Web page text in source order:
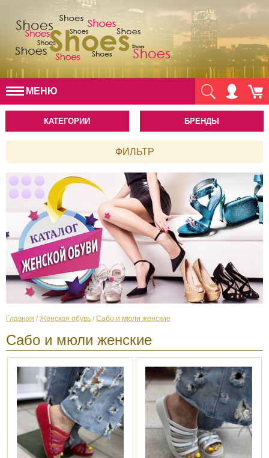
МЕНЮ
КАТЕГОРИИ БРЕНДЫ
ФИЛЬТР
Главная /Женская обувь /Сабо и мюли женские
Сабо и мюли женские